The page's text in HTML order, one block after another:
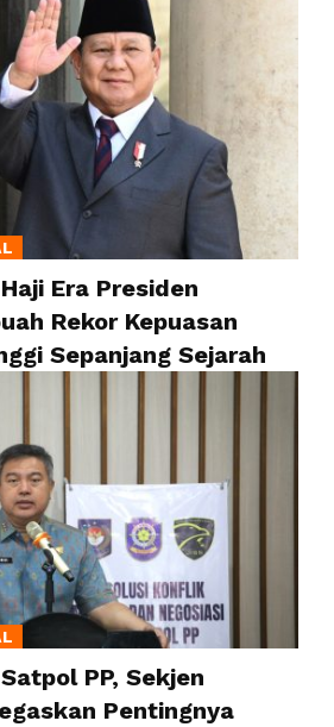
Era Presiden
Rekor Kepuasan
Sepanjang Sejarah
PP, Sekjen
Pentingnya